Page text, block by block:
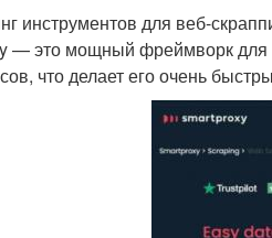
инструментов для веб-
— это мощный фреймворк для
что делает его очень